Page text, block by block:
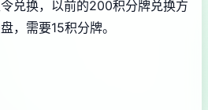
兑换，以前的200积分牌兑换方
，需要15积分牌。